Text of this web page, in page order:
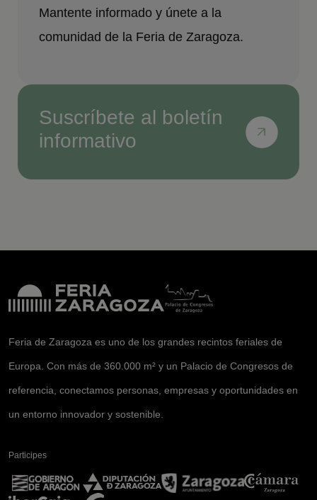
Mantente informado y únete a la
comunidad de la Feria de Zaragoza.
Suscríbete al boletín
informativo
Feria de Zaragoza es uno de los grandes recintos feriales de
Europa. Con más de 360.000 m² y un Palacio de Congresos de
referencia, conectamos personas, empresas y oportunidades en
un entorno innovador y sostenible.
Participes